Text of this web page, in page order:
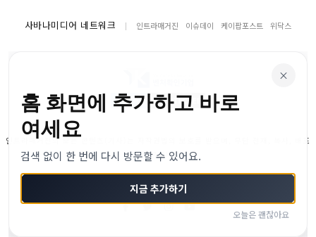
사바나미디어 네트워크 인트라매거진 이슈데이 케이팝포스트 위닥스
인트라매거진의 모든 콘텐츠(기사)는 저작권법의 보호를 받으며, 무단 전재, 복사, 배포
등을 금합니다.
© 2024–2026 인트라매거진. All Rights Reserved
×
홈 화면에 추가하고 바로
여세요
검색 없이 한 번에 다시 방문할 수 있어요.
지금 추가하기
오늘은 괜찮아요